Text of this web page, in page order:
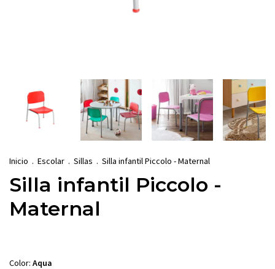
Inicio . Escolar . Sillas . Silla infantil Piccolo - Maternal
Silla infantil Piccolo -
Maternal
Color: Aqua